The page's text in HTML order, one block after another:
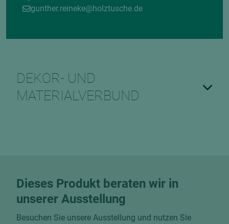
gunther.reineke@holztusche.de
DEKOR- UND
MATERIALVERBUND
Dieses Produkt beraten wir in
unserer Ausstellung
Besuchen Sie unsere Ausstellung und nutzen Sie